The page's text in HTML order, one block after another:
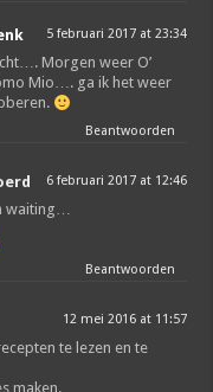
5 februari 2017 at 23:34
Morgen weer O’
Mio…. ga ik het weer
Beantwoorden
6 februari 2017 at 12:46
waiting…
Beantwoorden
12 mei 2016 at 11:57
te lezen en te
maken.